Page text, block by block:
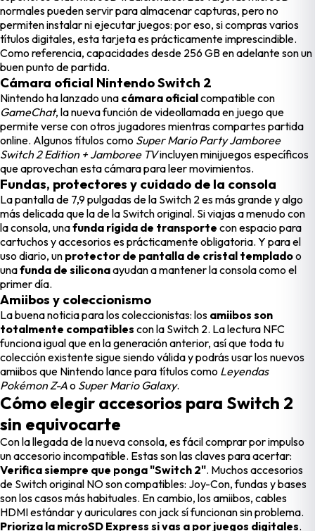
normales pueden servir para almacenar capturas, pero no
permiten instalar ni ejecutar juegos: por eso, si compras varios
títulos digitales, esta tarjeta es prácticamente imprescindible.
Como referencia, capacidades desde 256 GB en adelante son un
buen punto de partida.
Cámara oficial Nintendo Switch 2
Nintendo ha lanzado una cámara oficialcompatible con
GameChat, la nueva función de videollamada en juego que
permite verse con otros jugadores mientras compartes partida
online. Algunos títulos como Super Mario Party Jamboree
Switch 2 Edition + Jamboree TVincluyen minijuegos específicos
que aprovechan esta cámara para leer movimientos.
Fundas, protectores y cuidado de la consola
La pantalla de 7,9 pulgadas de la Switch 2 es más grande y algo
más delicada que la de la Switch original. Si viajas a menudo con
la consola, unafunda rígida de transporte con espacio para
cartuchos y accesorios es prácticamente obligatoria. Y para el
uso diario, un protector de pantalla de cristal templadoo
unafunda de siliconaayudan a mantener la consola como el
primer día.
Amiibos y coleccionismo
La buena noticia para los coleccionistas: los amiibos son
totalmente compatibles con la Switch 2. La lectura NFC
funciona igual que en la generación anterior, así que toda tu
colección existente sigue siendo válida y podrás usar los nuevos
amiibos que Nintendo lance para títulos como Leyendas
Pokémon Z-Ao Super Mario Galaxy.
Cómo elegir accesorios para Switch 2
sin equivocarte
Con la llegada de la nueva consola, es fácil comprar por impulso
un accesorio incompatible. Estas son las claves para acertar:
Verifica siempre que ponga "Switch 2". Muchos accesorios
de Switch original NO son compatibles: Joy-Con, fundas y bases
son los casos más habituales. En cambio, los amiibos, cables
HDMI estándar y auriculares con jack sí funcionan sin problema.
Prioriza la microSD Express si vas a por juegos digitales.